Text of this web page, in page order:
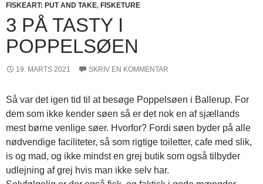
FISKEART: PUT AND TAKE, FISKETURE
3 PÅ TASTY I
POPPELSØEN
19. MARTS 2021 SKRIV EN KOMMENTAR
Så var det igen tid til at besøge Poppelsøen i Ballerup. For
dem som ikke kender søen så er det nok en af sjællands
mest børne venlige søer. Hvorfor? Fordi søen byder på alle
nødvendige faciliteter, så som rigtige toiletter, cafe med slik,
is og mad, og ikke mindst en grej butik som også tilbyder
udlejning af grej hvis man ikke selv har.